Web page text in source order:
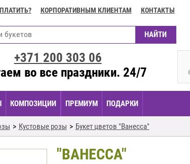
КОРПОРАТИВНЫМ КЛИЕНТАМ КОНТАКТЫ
+371 200 303 06
во все праздники. 24/7
КОМПОЗИЦИИ ПРЕМИУМ ПОДАРКИ
Кустовые розы Букет цветов "Ванесса"
"ВАНЕССА"